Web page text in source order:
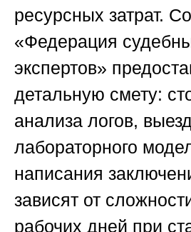
ресурсных затрат.
«Федерация
экспертов»
детальную смету:
анализа логов,
лабораторного
написания
зависят от
рабочих дней при